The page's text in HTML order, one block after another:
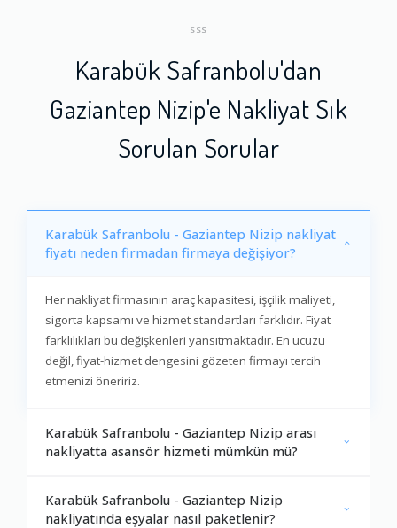
SSS
Karabük Safranbolu'dan
Gaziantep Nizip'e Nakliyat Sık
Sorulan Sorular
Karabük Safranbolu - Gaziantep Nizip nakliyat
fiyatı neden firmadan firmaya değişiyor?
Her nakliyat firmasının araç kapasitesi, işçilik maliyeti,
sigorta kapsamı ve hizmet standartları farklıdır. Fiyat
farklılıkları bu değişkenleri yansıtmaktadır. En ucuzu
değil, fiyat-hizmet dengesini gözeten firmayı tercih
etmenizi öneririz.
Karabük Safranbolu - Gaziantep Nizip arası
nakliyatta asansör hizmeti mümkün mü?
Karabük Safranbolu - Gaziantep Nizip
nakliyatında eşyalar nasıl paketlenir?